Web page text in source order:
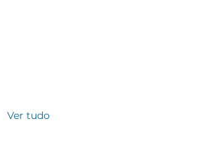
Ver tudo